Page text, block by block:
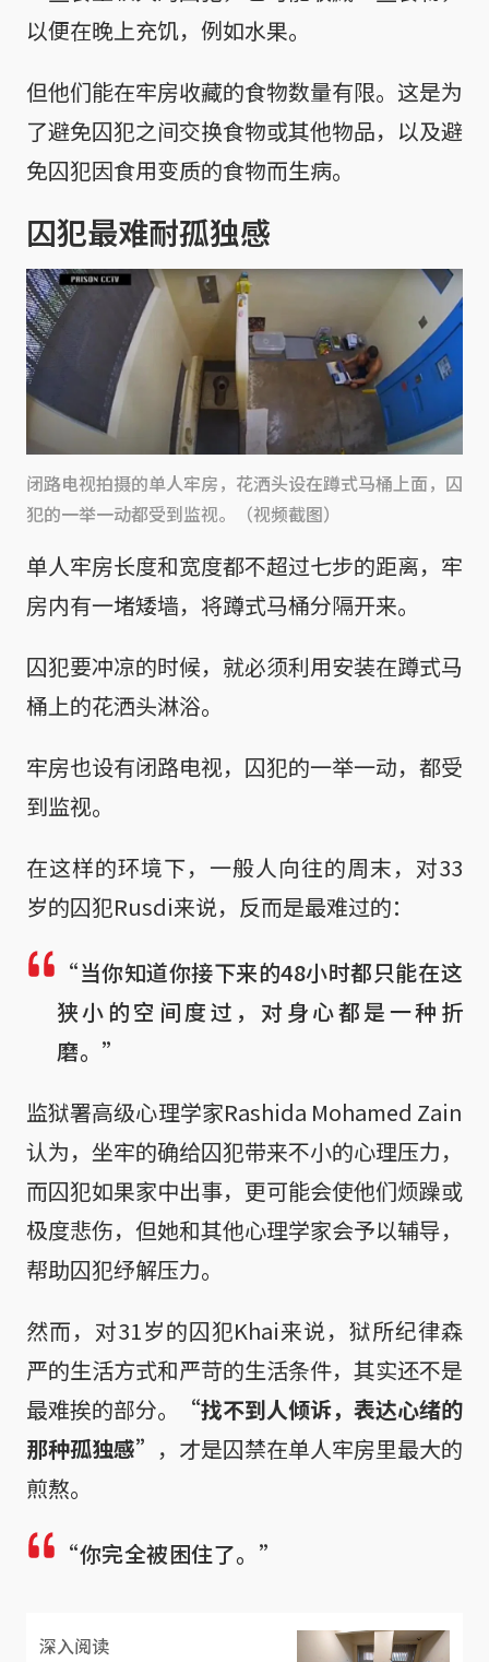
以便在晚上充饥，例如水果。
但他们能在牢房收藏的食物数量有限。这是为
了避免囚犯之间交换食物或其他物品，以及避
免囚犯因食用变质的食物而生病。
囚犯最难耐孤独感
闭路电视拍摄的单人牢房，花洒头设在蹲式马桶上面，囚
犯的一举一动都受到监视。（视频截图）
单人牢房长度和宽度都不超过七步的距离，牢
房内有一堵矮墙，将蹲式马桶分隔开来。
囚犯要冲凉的时候，就必须利用安装在蹲式马
桶上的花洒头淋浴。
牢房也设有闭路电视，囚犯的一举一动，都受
到监视。
在这样的环境下，一般人向往的周末，对33
岁的囚犯Rusdi来说，反而是最难过的：
“当你知道你接下来的48小时都只能在这
狭小的空间度过，对身心都是一种折
磨。”
监狱署高级心理学家Rashida Mohamed Zain
认为，坐牢的确给囚犯带来不小的心理压力，
而囚犯如果家中出事，更可能会使他们烦躁或
极度悲伤，但她和其他心理学家会予以辅导，
帮助囚犯纾解压力。
然而，对31岁的囚犯Khai来说，狱所纪律森
严的生活方式和严苛的生活条件，其实还不是
最难挨的部分。
“找不到人倾诉，表达心绪的
那种孤独感” ，才是囚禁在单人牢房里最大的
煎熬。
“你完全被困住了。”
深入阅读